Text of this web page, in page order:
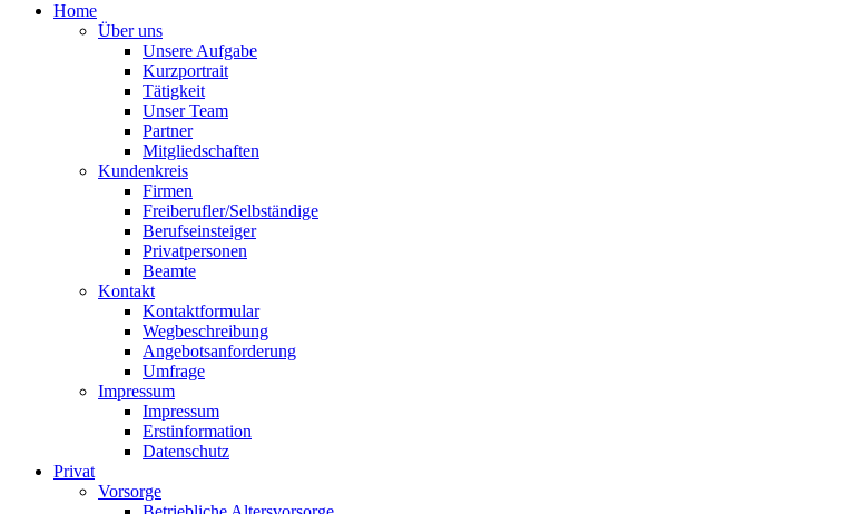
Home
Über uns
Unsere Aufgabe
Kurzportrait
Tätigkeit
Unser Team
Partner
Mitgliedschaften
Kundenkreis
Firmen
Freiberufler/Selbständige
Berufseinsteiger
Privatpersonen
Beamte
Kontakt
Kontaktformular
Wegbeschreibung
Angebotsanforderung
Umfrage
Impressum
Impressum
Erstinformation
Datenschutz
Privat
Vorsorge